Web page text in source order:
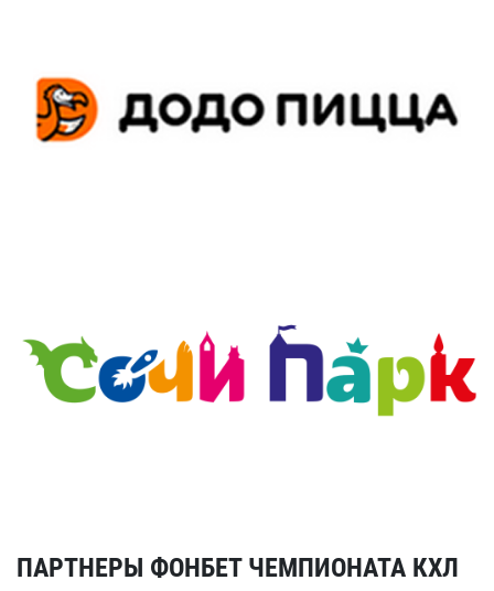
ПАРТНЕРЫ ФОНБЕТ ЧЕМПИОНАТА КХЛ